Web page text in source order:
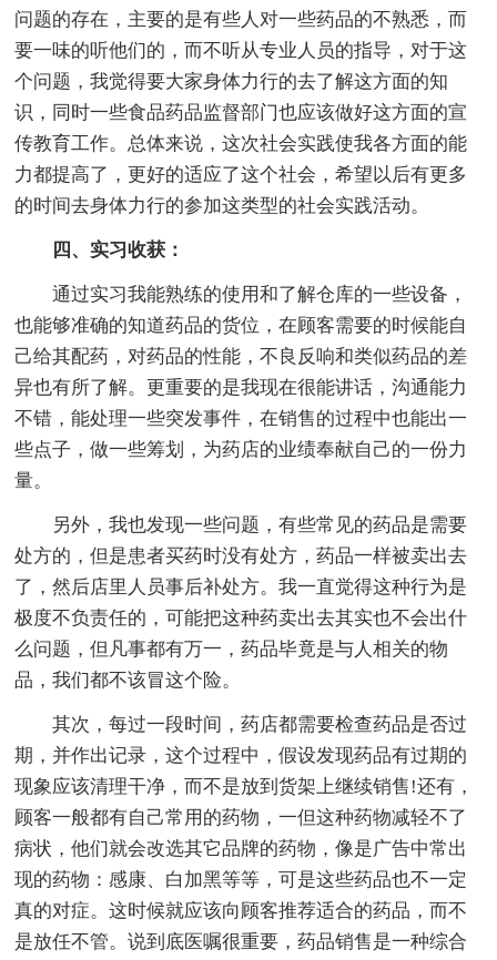
问题的存在，主要的是有些人对一些药品的不熟悉，而
要一味的听他们的，而不听从专业人员的指导，对于这
个问题，我觉得要大家身体力行的去了解这方面的知
识，同时一些食品药品监督部门也应该做好这方面的宣
传教育工作。总体来说，这次社会实践使我各方面的能
力都提高了，更好的适应了这个社会，希望以后有更多
的时间去身体力行的参加这类型的社会实践活动。
四、实习收获：
通过实习我能熟练的使用和了解仓库的一些设备，
也能够准确的知道药品的货位，在顾客需要的时候能自
己给其配药，对药品的性能，不良反响和类似药品的差
异也有所了解。更重要的是我现在很能讲话，沟通能力
不错，能处理一些突发事件，在销售的过程中也能出一
些点子，做一些筹划，为药店的业绩奉献自己的一份力
量。
另外，我也发现一些问题，有些常见的药品是需要
处方的，但是患者买药时没有处方，药品一样被卖出去
了，然后店里人员事后补处方。我一直觉得这种行为是
极度不负责任的，可能把这种药卖出去其实也不会出什
么问题，但凡事都有万一，药品毕竟是与人相关的物
品，我们都不该冒这个险。
其次，每过一段时间，药店都需要检查药品是否过
期，并作出记录，这个过程中，假设发现药品有过期的
现象应该清理干净，而不是放到货架上继续销售!还有，
顾客一般都有自己常用的药物，一但这种药物减轻不了
病状，他们就会改选其它品牌的药物，像是广告中常出
现的药物：感康、白加黑等等，可是这些药品也不一定
真的对症。这时候就应该向顾客推荐适合的药品，而不
是放任不管。说到底医嘱很重要，药品销售是一种综合